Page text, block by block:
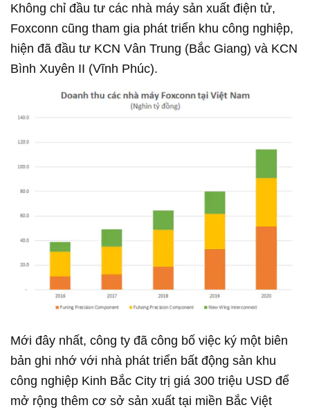
Không chỉ đầu tư các nhà máy sản xuất điện tử,
Foxconn cũng tham gia phát triển khu công nghiệp,
hiện đã đầu tư KCN Vân Trung (Bắc Giang) và KCN
Bình Xuyên II (Vĩnh Phúc).
Mới đây nhất, công ty đã công bố việc ký một biên
bản ghi nhớ với nhà phát triển bất động sản khu
công nghiệp Kinh Bắc City trị giá 300 triệu USD để
mở rộng thêm cơ sở sản xuất tại miền Bắc Việt